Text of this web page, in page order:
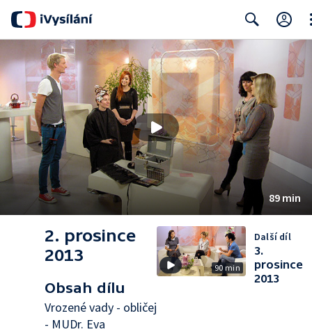
Search
89 min
2. prosince
2013
Obsah dílu
Vrozené vady - obličej
- MUDr. Eva
90 min
Další díl
3.
prosince
2013